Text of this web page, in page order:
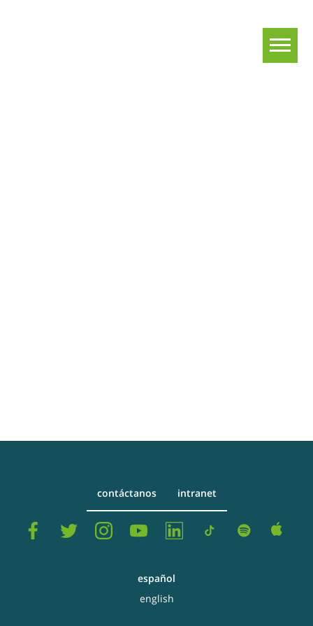
contáctanos intranet
español
english